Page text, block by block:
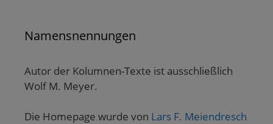
Namensnennungen
Autor der Kolumnen-Texte ist ausschließlich
Wolf M. Meyer.
Die Homepage wurde von Lars F. Meiendresch